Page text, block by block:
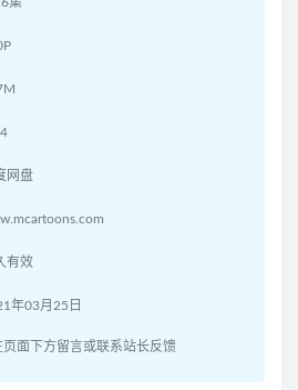
网盘
有效
年03月25日
面下方留言或联系站长反馈